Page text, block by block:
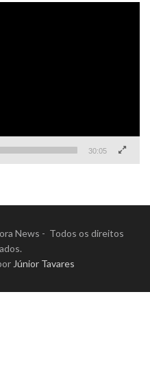
30:05
News - Todos os direitos
Júnior Tavares